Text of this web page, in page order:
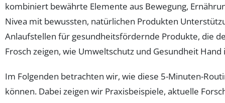
kombiniert bewährte Elemente aus Bewegung,
Nivea mit bewussten, natürlichen Produkten
Anlaufstellen für gesundheitsfördernde Produkte, die
Frosch zeigen, wie Umweltschutz und Gesundheit
Im Folgenden betrachten wir, wie diese 5-Minuten-
können. Dabei zeigen wir Praxisbeispiele, aktuelle